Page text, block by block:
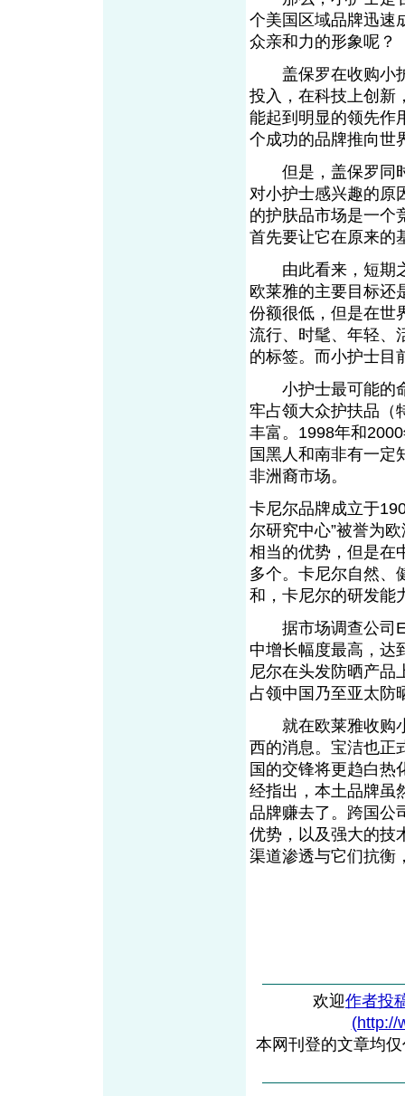
个美国区域品牌迅速
众亲和力的形象呢？
盖保罗在收购小护
投入，在科技上创新
能起到明显的领先作
个成功的品牌推向世
但是，盖保罗同时
对小护士感兴趣的原
的护肤品市场是一个
首先要让它在原来的
由此看来，短期之
欧莱雅的主要目标还
份额很低，但是在世
流行、时髦、年轻、
的标签。而小护士目
小护士最可能的命
牢占领大众护扶品（
丰富。1998年和
国黑人和南非有一定
非洲裔市场。
卡尼尔品牌成立于
尔研究中心”被誉为
相当的优势，但是在
多个。卡尼尔自然、
和，卡尼尔的研发能
据市场调查公司
中增长幅度最高，达
尼尔在头发防晒产品
占领中国乃至亚太防
就在欧莱雅收购小
西的消息。宝洁也正
国的交锋将更趋白热
经指出，本土品牌虽
品牌赚去了。跨国公
优势，以及强大的技
渠道渗透与它们抗衡
欢迎作者投
(http://
本网刊登的文章均